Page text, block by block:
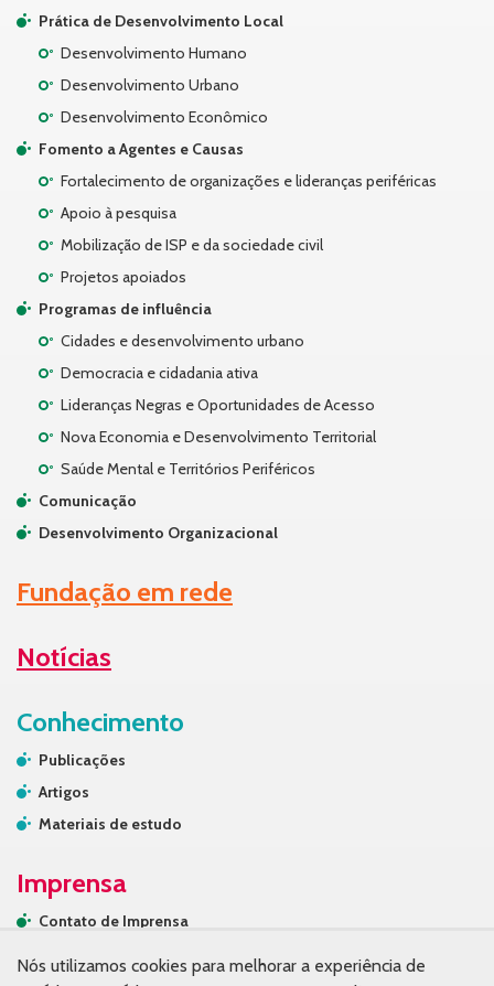
Prática de Desenvolvimento Local
Desenvolvimento Humano
Desenvolvimento Urbano
Desenvolvimento Econômico
Fomento a Agentes e Causas
Fortalecimento de organizações e lideranças periféricas
Apoio à pesquisa
Mobilização de ISP e da sociedade civil
Projetos apoiados
Programas de influência
Cidades e desenvolvimento urbano
Democracia e cidadania ativa
Lideranças Negras e Oportunidades de Acesso
Nova Economia e Desenvolvimento Territorial
Saúde Mental e Territórios Periféricos
Comunicação
Desenvolvimento Organizacional
Fundação em rede
Notícias
Conhecimento
Publicações
Artigos
Materiais de estudo
Imprensa
Contato de Imprensa
Nós utilizamos cookies para melhorar a experiência de